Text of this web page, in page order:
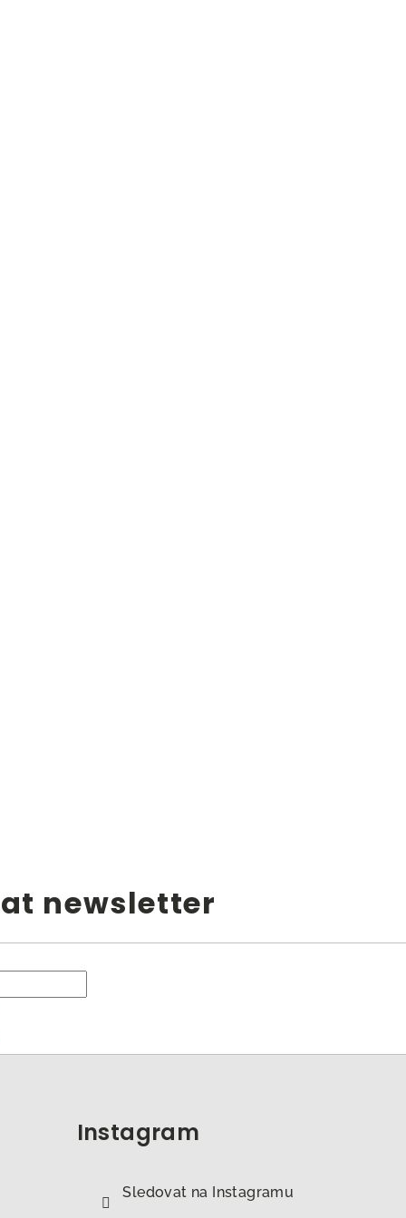
newsletter
Instagram
Sledovat na Instagramu